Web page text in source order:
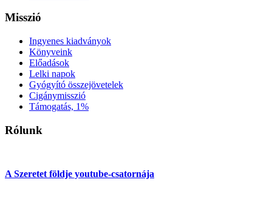
Misszió
Ingyenes kiadványok
Könyveink
Előadások
Lelki napok
Gyógyító összejövetelek
Cigánymisszió
Támogatás, 1%
Rólunk
A Szeretet földje youtube-csatornája